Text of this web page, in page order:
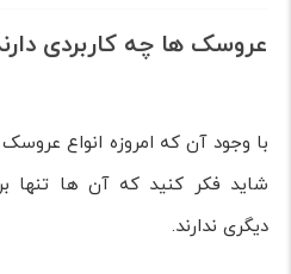
عروسک ها چه کاربردی
با وجود آن که امروزه انواع
شاید فکر کنید که آن ها تنها
دیگری ندارند.